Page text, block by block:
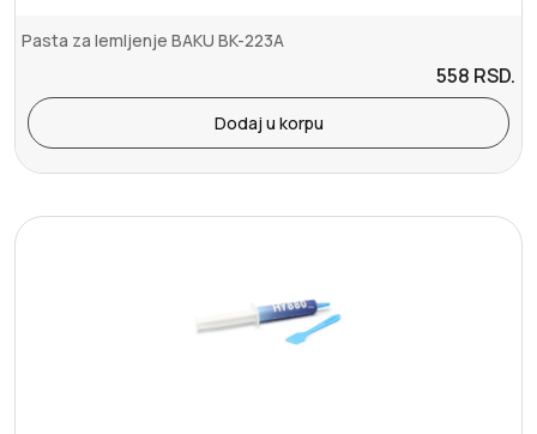
Pasta za lemljenje BAKU BK-223A
558 RSD.
Dodaj u korpu